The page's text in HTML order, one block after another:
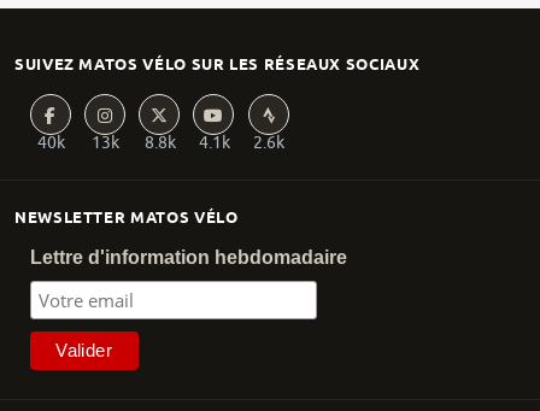
NEWSLETTER MATOS VÉLO
Lettre d'information hebdomadaire
SUIVEZ MATOS VÉLO SUR LES RÉSEAUX SOCIAUX
40k 13k 8.8k 4.1k 2.6k